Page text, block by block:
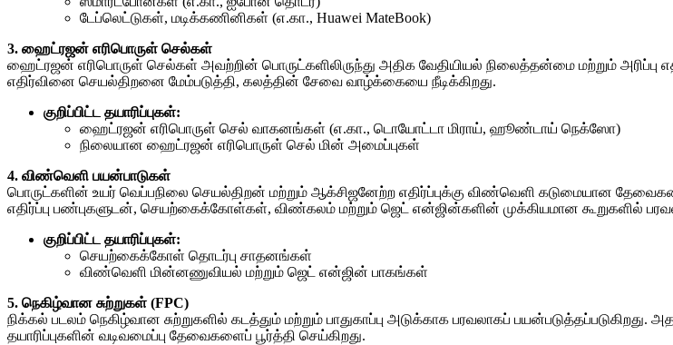
டேப்லெட்டுகள், மடிக்கணினிகள் (எ.கா., Huawei MateBook)
3. ஹைட்ரஜன் எரிபொருள் செல்கள்
ஹைட்ரஜன் எரிபொருள் செல்கள் அவற்றின் பொருட்களிலிருந்து அதிக வேதியியல் நிலைத்தன்மை மற்றும் அரிப்பு
எதிர்வினை செயல்திறனை மேம்படுத்தி, கலத்தின் சேவை வாழ்க்கையை நீடிக்கிறது.
குறிப்பிட்ட தயாரிப்புகள்:
ஹைட்ரஜன் எரிபொருள் செல் வாகனங்கள் (எ.கா., டொயோட்டா மிராய், ஹூண்டாய் நெக்ஸோ)
நிலையான ஹைட்ரஜன் எரிபொருள் செல் மின் அமைப்புகள்
4. விண்வெளி பயன்பாடுகள்
பொருட்களின் உயர் வெப்பநிலை செயல்திறன் மற்றும் ஆக்சிஜனேற்ற எதிர்ப்புக்கு விண்வெளி கடுமையான
எதிர்ப்பு பண்புகளுடன், செயற்கைக்கோள்கள், விண்கலம் மற்றும் ஜெட் என்ஜின்களின் முக்கியமான கூறுகளில்
குறிப்பிட்ட தயாரிப்புகள்:
செயற்கைக்கோள் தொடர்பு சாதனங்கள்
விண்வெளி மின்னணுவியல் மற்றும் ஜெட் என்ஜின் பாகங்கள்
5. நெகிழ்வான சுற்றுகள் (FPC)
நிக்கல் படலம் நெகிழ்வான சுற்றுகளில் கடத்தும் மற்றும் பாதுகாப்பு அடுக்காக பரவலாகப்
தயாரிப்புகளின் வடிவமைப்பு தேவைகளைப் பூர்த்தி செய்கிறது.